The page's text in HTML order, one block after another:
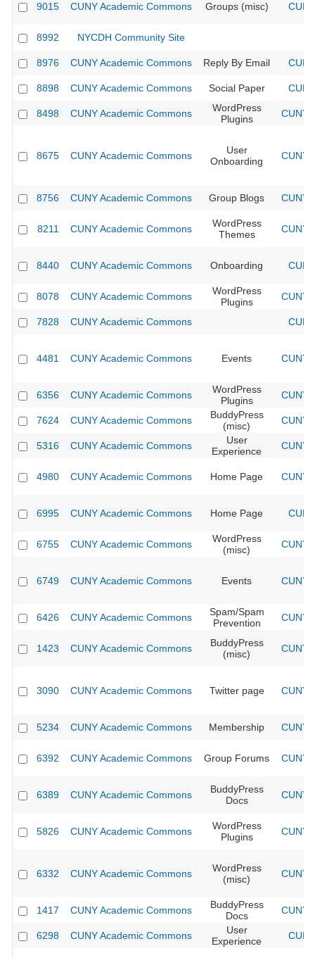
9015 CUNY Academic Commons Groups (misc)
8992 NYCDH Community Site
8976 CUNY Academic Commons Reply By Email
8898 CUNY Academic Commons Social Paper
8498 CUNY Academic Commons
WordPress
Plugins
CUNY
8675 CUNY Academic Commons
User
Onboarding
CUNY
8756 CUNY Academic Commons Group Blogs CUNY
8211 CUNY Academic Commons
WordPress
Themes
CUNY
8440 CUNY Academic Commons Onboarding
8078 CUNY Academic Commons
WordPress
Plugins
CUNY
7828 CUNY Academic Commons
4481 CUNY Academic Commons Events CUNY
6356 CUNY Academic Commons
WordPress
Plugins
CUNY
7624 CUNY Academic Commons
BuddyPress
(misc)
CUNY
5316 CUNY Academic Commons
User
Experience
CUNY
4980 CUNY Academic Commons Home Page CUNY
6995 CUNY Academic Commons Home Page
6755 CUNY Academic Commons
WordPress
(misc)
CUNY
6749 CUNY Academic Commons Events CUNY
6426 CUNY Academic Commons
Spam/Spam
Prevention
CUNY
1423 CUNY Academic Commons
BuddyPress
(misc)
CUNY
3090 CUNY Academic Commons Twitter page CUNY
5234 CUNY Academic Commons Membership CUNY
6392 CUNY Academic Commons Group Forums CUNY
6389 CUNY Academic Commons
BuddyPress
Docs
CUNY
5826 CUNY Academic Commons
WordPress
Plugins
CUNY
6332 CUNY Academic Commons
WordPress
(misc)
CUNY
1417 CUNY Academic Commons
BuddyPress
Docs
CUNY
6298 CUNY Academic Commons
User
Experience